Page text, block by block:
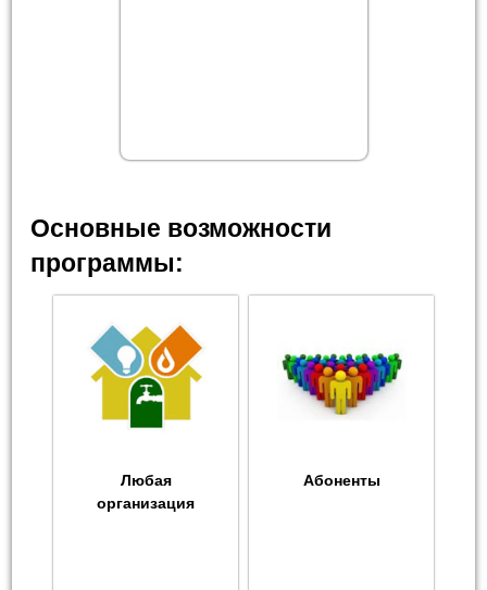
Основные возможности
программы:
Любая
организация
Абоненты